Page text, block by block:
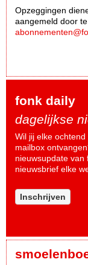
Opzeggingen
aangemeld door
fonk daily
dagelijkse
Wil jij elke
mailbox
nieuwsupdate van
nieuwsbrief elke
Inschrijven